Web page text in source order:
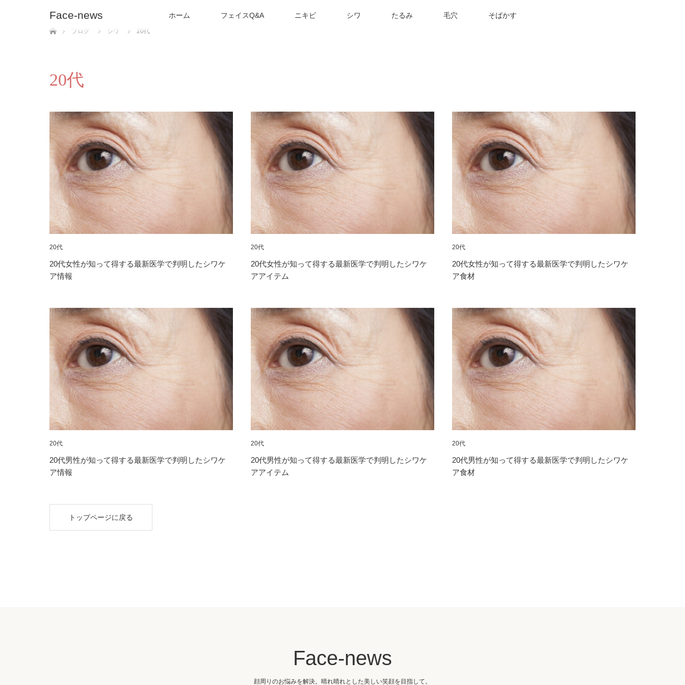
Face-news ホーム フェイスQ&A ニキビ シワ たるみ 毛穴 そばかす
ホーム
ブログ
シワ 20代
20代
20代
20代女性が知って得する最新医学で判明したシワケ
ア情報
20代
20代女性が知って得する最新医学で判明したシワケ
アアイテム
20代
20代女性が知って得する最新医学で判明したシワケ
ア食材
20代
20代男性が知って得する最新医学で判明したシワケ
ア情報
20代
20代男性が知って得する最新医学で判明したシワケ
アアイテム
20代
20代男性が知って得する最新医学で判明したシワケ
ア食材
トップページに戻る
Face-news
顔周りのお悩みを解決。晴れ晴れとした美しい笑顔を目指して。